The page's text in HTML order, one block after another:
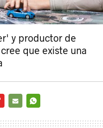
y productor de
que existe una